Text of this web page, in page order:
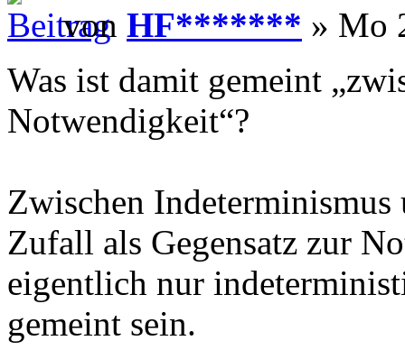
von HF******* » Mo
Was ist damit gemeint
Notwendigkeit“?
Zwischen Indeterminismus
Zufall als Gegensatz zur
eigentlich nur
gemeint sein.